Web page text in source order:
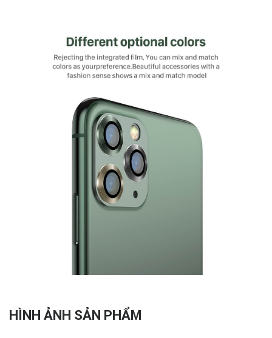
HÌNH ẢNH SẢN PHẨM